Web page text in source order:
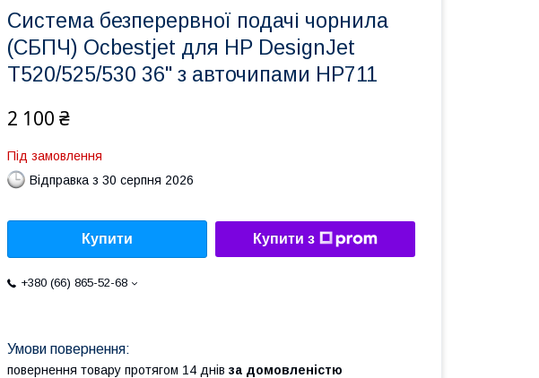
Система безперервної подачі чорнила
(СБПЧ) Ocbestjet для HP DesignJet
T520/525/530 36" з авточипами HP711
2 100 ₴
Під замовлення
Відправка з 30 серпня 2026
Купити Купити з
+380 (66) 865-52-68
повернення товару протягом 14 днів за домовленістю